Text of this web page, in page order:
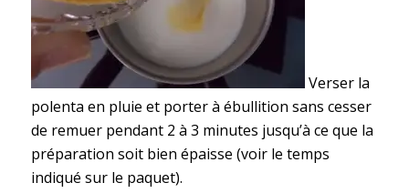
Verser la
polenta en pluie et porter à ébullition sans cesser
de remuer pendant 2 à 3 minutes jusqu’à ce que la
préparation soit bien épaisse (voir le temps
indiqué sur le paquet).